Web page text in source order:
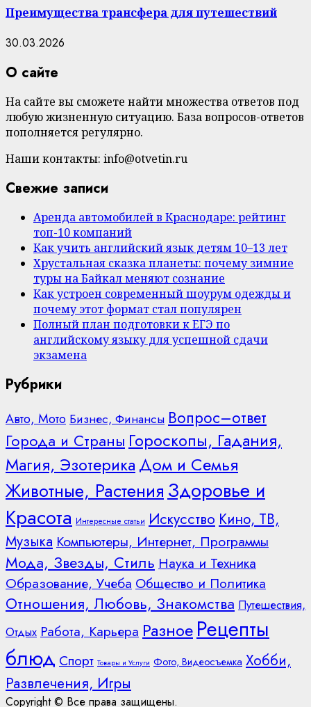
Преимущества трансфера для путешествий
30.03.2026
О сайте
На сайте вы сможете найти множества ответов под
любую жизненную ситуацию. База вопросов-ответов
пополняется регулярно.
Наши контакты: info@otvetin.ru
Свежие записи
Аренда автомобилей в Краснодаре: рейтинг
топ-10 компаний
Как учить английский язык детям 10–13 лет
Хрустальная сказка планеты: почему зимние
туры на Байкал меняют сознание
Как устроен современный шоурум одежды и
почему этот формат стал популярен
Полный план подготовки к ЕГЭ по
английскому языку для успешной сдачи
экзамена
Рубрики
Авто, Мото Бизнес, Финансы Вопрос–ответ
Города и Страны Гороскопы, Гадания,
Магия, Эзотерика Дом и Семья
Животные, Растения Здоровье и
Красота Интересные статьи Искусство Кино, ТВ,
Музыка Компьютеры, Интернет, Программы
Мода, Звезды, Стиль Наука и Техника
Образование, Учеба Общество и Политика
Отношения, Любовь, Знакомства Путешествия,
Отдых Работа, Карьера Разное Рецепты
блюд Спорт Товары и Услуги Фото, Видеосъемка Хобби,
Развлечения, Игры
Copyright © Все права защищены.